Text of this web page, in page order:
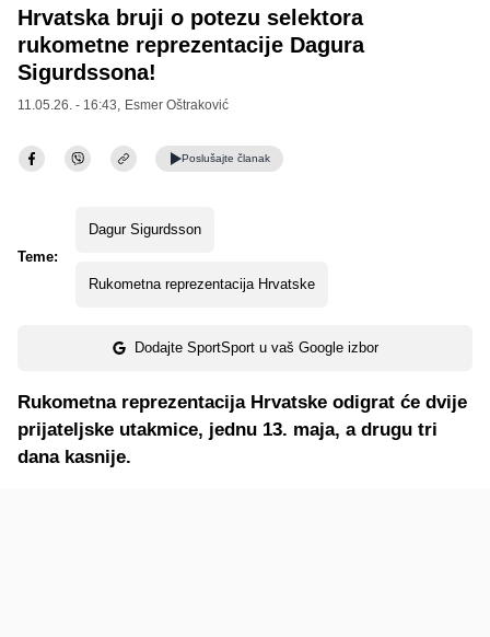
Hrvatska bruji o potezu selektora
rukometne reprezentacije Dagura
Sigurdssona!
11.05.26. - 16:43, Esmer Oštraković
Poslušajte članak
Teme:
Dagur Sigurdsson
Rukometna reprezentacija Hrvatske
Dodajte SportSport u vaš Google izbor
Rukometna reprezentacija Hrvatske odigrat će dvije
prijateljske utakmice, jednu 13. maja, a drugu tri
dana kasnije.